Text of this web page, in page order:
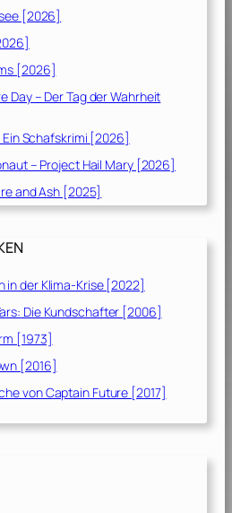
[2026]
[2026]
Day – Der Tag der Wahrheit
Ein Schafskrimi [2026]
– Project Hail Mary [2026]
and Ash [2025]
in der Klima-Krise [2022]
Die Kundschafter [2006]
[1973]
[2016]
von Captain Future [2017]